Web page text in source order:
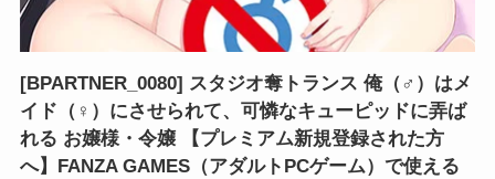
[BPARTNER_0080] スタジオ奪トランス 俺（♂）はメ
イド（♀）にさせられて、可憐なキューピッドに弄ば
れる お嬢様・令嬢 【プレミアム新規登録された方
へ】FANZA GAMES（アダルトPCゲーム）で使える